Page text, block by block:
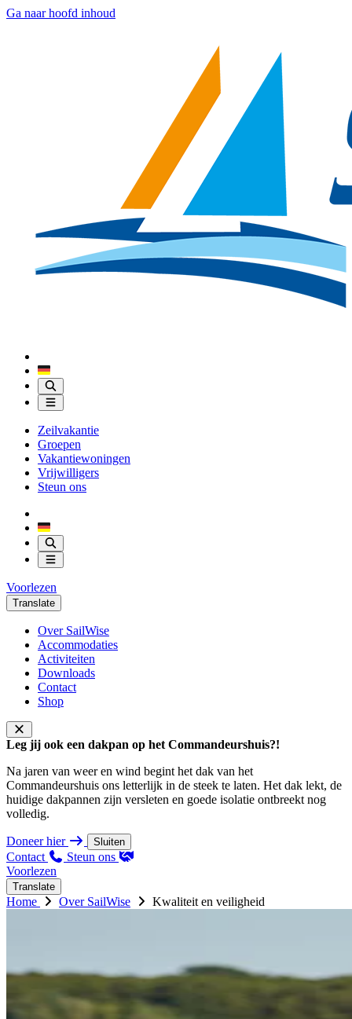
Ga naar hoofd inhoud
Zeilvakantie
Groepen
Vakantiewoningen
Vrijwilligers
Steun ons
Voorlezen
Translate
Over SailWise
Accommodaties
Activiteiten
Downloads
Contact
Shop
Leg jij ook een dakpan op het Commandeurshuis?!
Na jaren van weer en wind begint het dak van het
Commandeurshuis ons letterlijk in de steek te laten. Het dak lekt, de
huidige dakpannen zijn versleten en goede isolatie ontbreekt nog
volledig.
Doneer hier Sluiten
Contact
Steun ons
Voorlezen
Translate
Home Over SailWise Kwaliteit en veiligheid